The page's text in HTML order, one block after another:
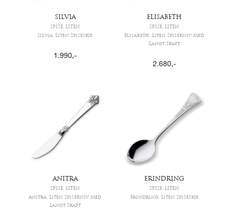
SILVIA
SPISE, LITEN
Silvia, Liten Spiseskje
1.990,-
ELISABETH
SPISE, LITEN
Elisabeth, Liten Spisekniv Med
Langt Skaft
2.680,-
ANITRA
SPISE, LITEN
Anitra, Liten Spisekniv Med
Langt Skaft
ERINDRING
SPISE, LITEN
Erindring, Liten Spiseskje